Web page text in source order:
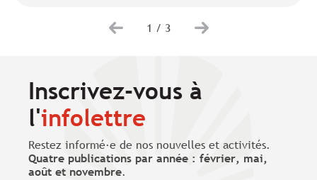
1 / 3
Inscrivez-vous à
l'infolettre
Restez informé·e de nos nouvelles et activités.
Quatre publications par année : février, mai,
août et novembre.